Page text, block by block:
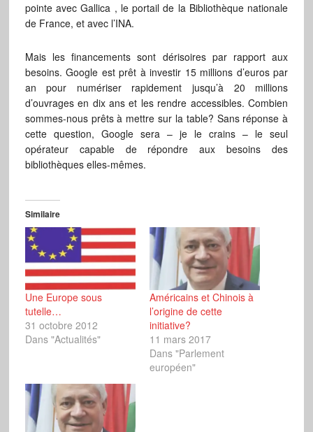
pointe avec Gallica , le portail de la Bibliothèque nationale
de France, et avec l’INA.
Mais les financements sont dérisoires par rapport aux
besoins. Google est prêt à investir 15 millions d’euros par
an pour numériser rapidement jusqu’à 20 millions
d’ouvrages en dix ans et les rendre accessibles. Combien
sommes-nous prêts à mettre sur la table? Sans réponse à
cette question, Google sera – je le crains – le seul
opérateur capable de répondre aux besoins des
bibliothèques elles-mêmes.
Similaire
Une Europe sous
tutelle…
31 octobre 2012
Dans "Actualités"
Américains et Chinois à
l’origine de cette
initiative?
11 mars 2017
Dans "Parlement
européen"